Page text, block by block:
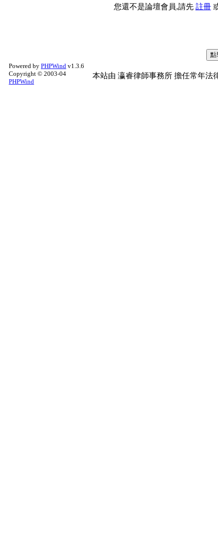
您還不是論壇會員,請先 註冊
Powered by PHPWind v1.3.6
Copyright © 2003-04
PHPWind
本站由 瀛睿律師事務所 擔任常年法